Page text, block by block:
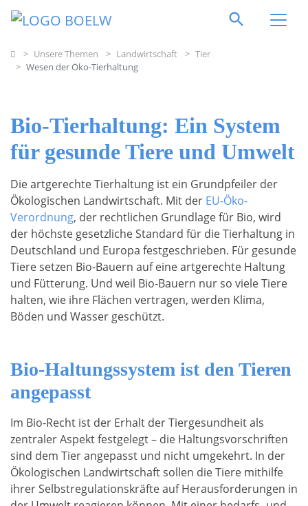
Direkt zum Inhalt springen
HomeUnsere Themen Landwirtschaft
Tier
Wesen der Öko-Tierhaltung
Bio-Tierhaltung: Ein System
für gesunde Tiere und Umwelt
Die artgerechte Tierhaltung ist ein Grundpfeiler der
Ökologischen Landwirtschaft. Mit der EU-Öko-
Verordnung, der rechtlichen Grundlage für Bio, wird
der höchste gesetzliche Standard für die Tierhaltung in
Deutschland und Europa festgeschrieben. Für gesunde
Tiere setzen Bio-Bauern auf eine artgerechte Haltung
und Fütterung. Und weil Bio-Bauern nur so viele Tiere
halten, wie ihre Flächen vertragen, werden Klima,
Böden und Wasser geschützt.
Bio-Haltungssystem ist den Tieren
angepasst
Im Bio-Recht ist der Erhalt der Tiergesundheit als
zentraler Aspekt festgelegt – die Haltungsvorschriften
sind dem Tier angepasst und nicht umgekehrt. In der
Ökologischen Landwirtschaft sollen die Tiere mithilfe
ihrer Selbstregulationskräfte auf Herausforderungen in